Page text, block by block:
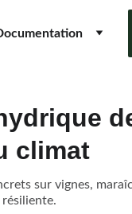
climat
sur vignes,